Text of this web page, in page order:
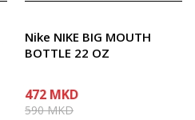
Nike NIKE BIG MOUTH
BOTTLE 22 OZ
472 MKD
590MKD